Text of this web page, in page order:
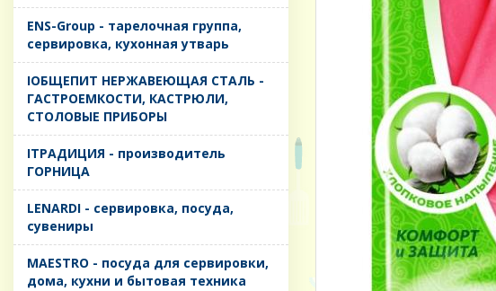
ENS-Group - тарелочная группа,
сервировка, кухонная утварь
IОБЩЕПИТ НЕРЖАВЕЮЩАЯ СТАЛЬ -
ГАСТРОЕМКОСТИ, КАСТРЮЛИ,
СТОЛОВЫЕ ПРИБОРЫ
IТРАДИЦИЯ - производитель
ГОРНИЦА
LENARDI - сервировка, посуда,
сувениры
MAESTRO - посуда для сервировки,
дома, кухни и бытовая техника